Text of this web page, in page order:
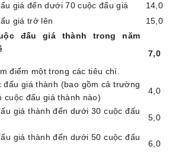
giá đến dưới 70 cuộc đấu giá 14,0
giá trở lên 15,0
đấu giá thành trong năm
điểm một trong các tiêu chí.
7,0
đấu giá thành (bao gồm cả trường
cuộc đấu giá thành nào)
4 ,0
giá thành đến dưới 30 cuộc đấu
5 ,0
giá thành đến dưới 50 cuộc đấu
6 ,0